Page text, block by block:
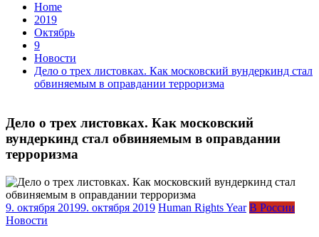
Home
2019
Октябрь
9
Новости
Дело о трех листовках. Как московский вундеркинд стал
обвиняемым в оправдании терроризма
Дело о трех листовках. Как московский
вундеркинд стал обвиняемым в оправдании
терроризма
9. октября 20199. октября 2019 Human Rights Year В России
Новости